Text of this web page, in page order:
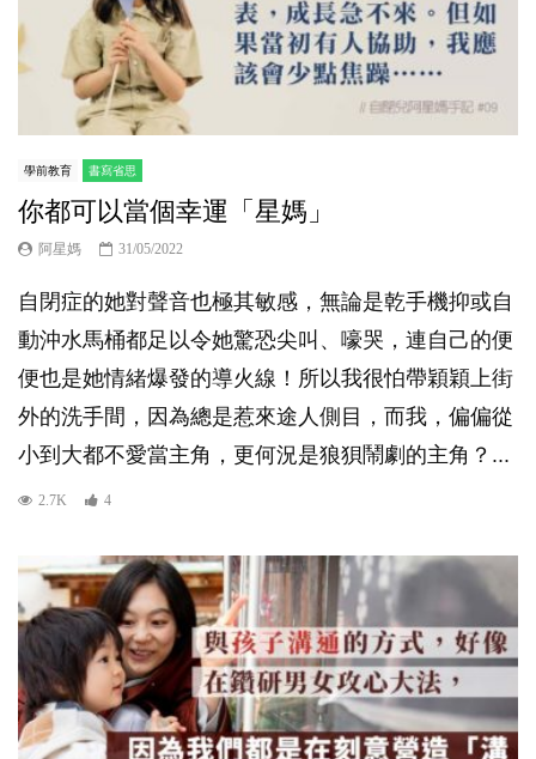
學前教育 書寫省思
你都可以當個幸運「星媽」
阿星媽 31/05/2022
自閉症的她對聲音也極其敏感，無論是乾手機抑或自
動沖水馬桶都足以令她驚恐尖叫、嚎哭，連自己的便
便也是她情緒爆發的導火線！所以我很怕帶穎穎上街
外的洗手間，因為總是惹來途人側目，而我，偏偏從
小到大都不愛當主角，更何況是狼狽鬧劇的主角？...
2.7K 4